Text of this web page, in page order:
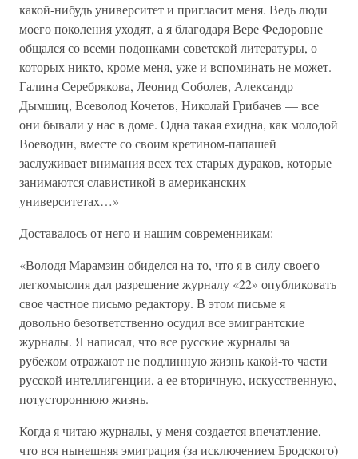
какой-нибудь университет и пригласит меня. Ведь люди
моего поколения уходят, а я благодаря Вере Федоровне
общался со всеми подонками советской литературы, о
которых никто, кроме меня, уже и вспоминать не может.
Галина Серебрякова, Леонид Соболев, Александр
Дымшиц, Всеволод Кочетов, Николай Грибачев — все
они бывали у нас в доме. Одна такая ехидна, как молодой
Воеводин, вместе со своим кретином-папашей
заслуживает внимания всех тех старых дураков, которые
занимаются славистикой в американских
университетах…»
Доставалось от него и нашим современникам:
«Володя Марамзин обиделся на то, что я в силу своего
легкомыслия дал разрешение журналу «22» опубликовать
свое частное письмо редактору. В этом письме я
довольно безответственно осудил все эмигрантские
журналы. Я написал, что все русские журналы за
рубежом отражают не подлинную жизнь какой-то части
русской интеллигенции, а ее вторичную, искусственную,
потустороннюю жизнь.
Когда я читаю журналы, у меня создается впечатление,
что вся нынешняя эмиграция (за исключением Бродского)